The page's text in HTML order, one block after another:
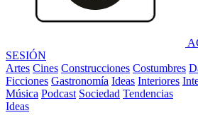
SESIÓN
Artes Cines Construcciones Costumbres
Ficciones Gastronomía Ideas Interiores
Música Podcast Sociedad Tendencias
Ideas